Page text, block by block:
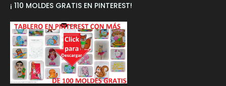
¡ 110 MOLDES GRATIS EN PINTEREST!